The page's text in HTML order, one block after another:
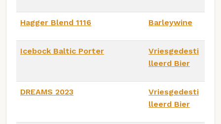
Hagger Blend 1116 Barleywine
Icebock Baltic Porter
Vriesgedesti
lleerd Bier
DREAMS 2023
Vriesgedesti
lleerd Bier